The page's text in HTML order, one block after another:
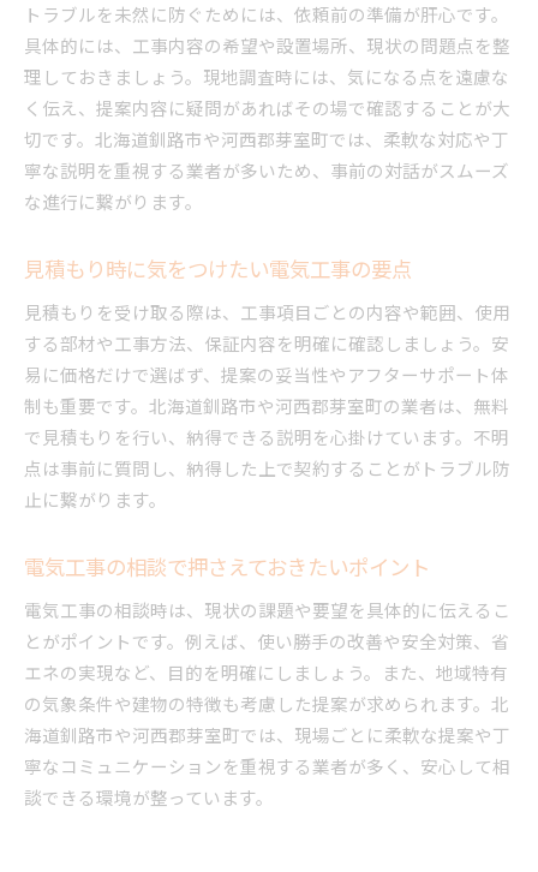
トラブルを未然に防ぐためには、依頼前の準備が肝心です。
具体的には、工事内容の希望や設置場所、現状の問題点を整
理しておきましょう。現地調査時には、気になる点を遠慮な
く伝え、提案内容に疑問があればその場で確認することが大
切です。北海道釧路市や河西郡芽室町では、柔軟な対応や丁
寧な説明を重視する業者が多いため、事前の対話がスムーズ
な進行に繋がります。
見積もり時に気をつけたい電気工事の要点
見積もりを受け取る際は、工事項目ごとの内容や範囲、使用
する部材や工事方法、保証内容を明確に確認しましょう。安
易に価格だけで選ばず、提案の妥当性やアフターサポート体
制も重要です。北海道釧路市や河西郡芽室町の業者は、無料
で見積もりを行い、納得できる説明を心掛けています。不明
点は事前に質問し、納得した上で契約することがトラブル防
止に繋がります。
電気工事の相談で押さえておきたいポイント
電気工事の相談時は、現状の課題や要望を具体的に伝えるこ
とがポイントです。例えば、使い勝手の改善や安全対策、省
エネの実現など、目的を明確にしましょう。また、地域特有
の気象条件や建物の特徴も考慮した提案が求められます。北
海道釧路市や河西郡芽室町では、現場ごとに柔軟な提案や丁
寧なコミュニケーションを重視する業者が多く、安心して相
談できる環境が整っています。